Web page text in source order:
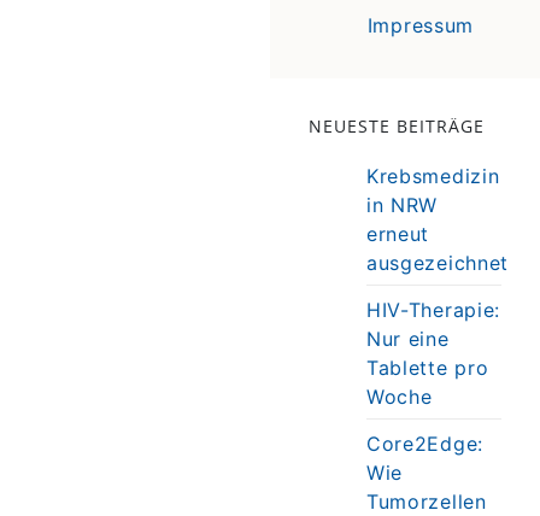
Impressum
NEUESTE BEITRÄGE
Krebsmedizin
in NRW
erneut
ausgezeichnet
HIV-Therapie:
Nur eine
Tablette pro
Woche
Core2Edge:
Wie
Tumorzellen